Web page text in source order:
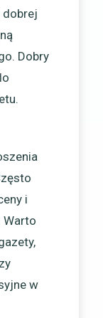
dobrej
Dobry
i
Warto
w